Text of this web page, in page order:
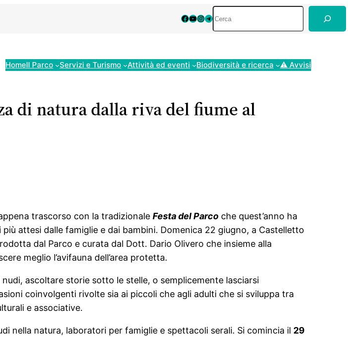
Facebook
YouTube
Instagram
Telegram
HomeIl Parco Servizi e Turismo Attività ed eventi Biodiversità e ricerca ⚠ Avvisi
di natura dalla riva del fiume al
trascorso con la tradizionaleFesta del Parco che quest’anno ha
attesi dalle famiglie e dai bambini. Domenica 22 giugno, a Castelletto
dal Parco e curata dal Dott. Dario Olivero che insieme alla
meglio l’avifauna dell’area protetta.
ascoltare storie sotto le stelle, o semplicemente lasciarsi
coinvolgenti rivolte sia ai piccoli che agli adulti che si sviluppa tra
e associative.
nella natura, laboratori per famiglie e spettacoli serali. Si comincia il 29